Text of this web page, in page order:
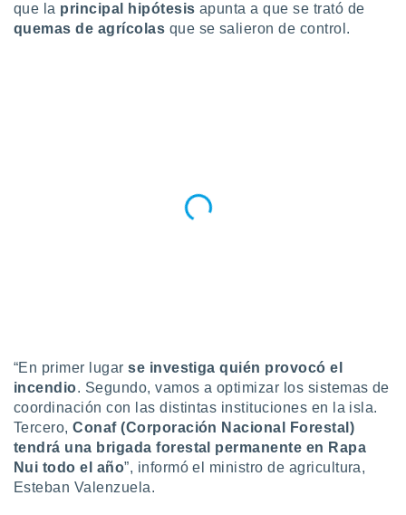
traten tus
en
de
un
o acceder
que la principal hipótesis apunta a que se trató de
quemas de agrícolas que se salieron de control.
“En primer lugar se investiga quién provocó el
incendio. Segundo, vamos a optimizar los sistemas de
coordinación con las distintas instituciones en la isla.
Tercero, Conaf (Corporación Nacional Forestal)
tendrá una brigada forestal permanente en Rapa
Nui todo el año”, informó el ministro de agricultura,
Esteban Valenzuela.